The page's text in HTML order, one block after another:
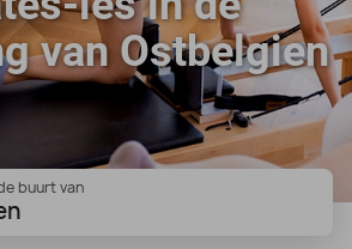
Ontdek 15.000+ deals
van Ostbelgien
buurt van